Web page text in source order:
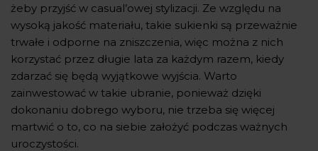
żeby przyjść w casual’owej stylizacji. Ze względu na
wysoką jakość materiału, takie sukienki są przeważnie
trwałe i odporne na zniszczenia, więc można z nich
korzystać przez długie lata za każdym razem, kiedy
zdarzać się będą wyjątkowe wyjścia. Warto
zainwestować w takie ubranie, ponieważ dzięki
dokonaniu dobrego wyboru, nie trzeba się więcej
martwić o to, co na siebie założyć podczas ważnych
uroczystości.